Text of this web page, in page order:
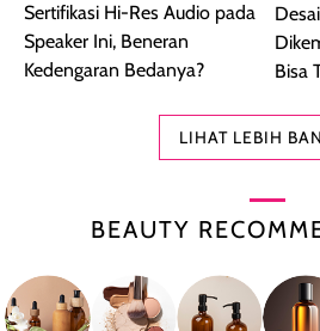
Sertifikasi Hi-Res Audio pada
Speaker Ini, Beneran
Kedengaran Bedanya?
Bisa
LIHAT LEBIH
BEAUTY